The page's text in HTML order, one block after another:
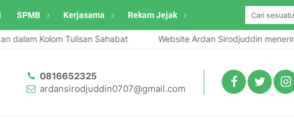
SPMB Kerjasama Rekam Jejak
Kolom Tulisan Sahabat Website Ardan Sirodjuddin menerima
0816652325
ardansirodjuddin0707@gmail.com